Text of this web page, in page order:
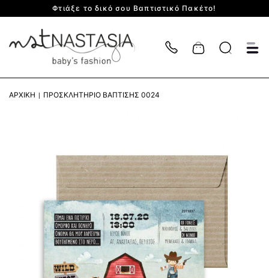
Φτιάξε το δικό σου Βαπτιστικό Πακέτο!
Cart
ΑΡΧΙΚΉ ΠΡΟΣΚΛΗΤΉΡΙΟ ΒΆΠΤΙΣΗΣ 0024